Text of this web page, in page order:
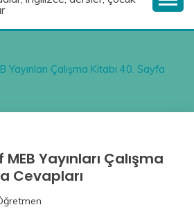
Yayınları Çalışma Kitabı 40. Sayfa
MEB Yayınları Çalışma
Cevapları